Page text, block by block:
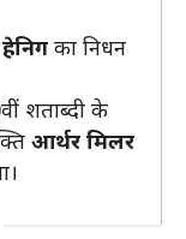
का निधन
शताब्दी के
आर्थर मिलर